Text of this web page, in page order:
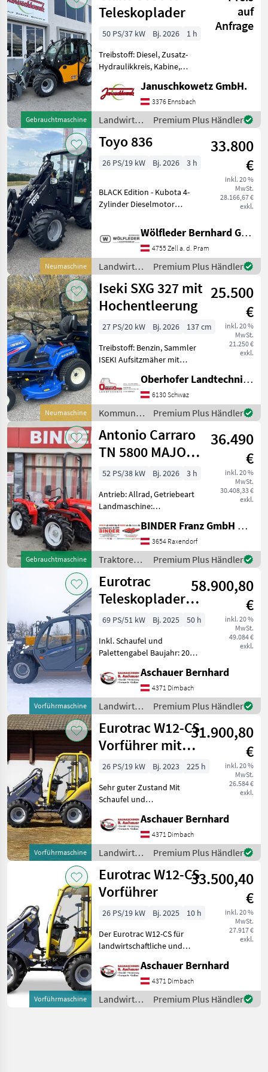
Gebrauchtmaschine
Teleskoplader
auf
Anfrage
50 PS/37 kW Bj. 2026
1 h
Treibstoff: Diesel, Zusatz-
Hydraulikkreis, Kabine,
Schnellwechselrahmen,
hydr. Geräteverriegelung
Besuchen sie uns im Giant-
Hoflader-Center in
Niederösterreich,
Januschkowetz GmbH.
3376 Ennsbach
Landwirtsch.
Motorfahrzeuge
/ Giant
Premium Plus Händler
Neumaschine
Toyo 836
33.800
€
inkl. 20 %
MwSt.
28.166,67 €
exkl.
26 PS/19 kW Bj. 2026 3 h
BLACK Edition - Kubota 4-
Zylinder Dieselmotor
26PS - Hydrostatischer
automotiver Fahrantrieb
Fahrstufenlastschaltbar -
Allrada
Wölfleder Bernhard GmbH
4755 Zell a. d. Pram
Landwirtsch.
Motorfahrzeuge
/ Toyo
Premium Plus Händler
Neumaschine
Iseki SXG 327 mit
Hochentleerung
25.500
€
inkl. 20 %
MwSt.
21.250 €
exkl.
27 PS/20 kW Bj. 2026
137 cm
Treibstoff: Benzin, Sammler
ISEKI Aufsitzmäher mit
mit SCMA54 und SBC650 -
mit Hochentleerung
(2008mm Aushubhöhe) - 3-
Zylinder, Hydrostat (
Oberhofer Landtechnik GmbH
6130 Schwaz
Kommunalgeräte
/ Iseki
Premium Plus Händler
Gebrauchtmaschine
Antonio Carraro
TN 5800 MAJOR
StageV
36.490
€
inkl. 20 %
MwSt.
30.408,33 €
exkl.
52 PS/38 kW Bj. 2026
3 h
Antrieb: Allrad, Getriebeart
Landmaschine:
ohne Kabine,
Zapfwellendrehzahl: 540,
Höchstgeschwindigkeit in
km/h: 30 km/h, Aufladung:
Turbolader,
BINDER Franz GmbH & CoKG
3654 Raxendorf
Traktoren /
Antonio
Carraro
Premium Plus Händler
Vorführmaschine
Eurotrac
Teleskoplader
TH25.6 mit
Schaufel und
Palettenga
58.900,80
€
inkl. 20 %
MwSt.
49.084 €
exkl.
69 PS/51 kW Bj. 2025
50 h
Inkl. Schaufel und
Palettengabel Baujahr: 2025
Ackerstollenbereifung
Standardmäßig
ausgestattet mit: Kubota
StageV Motor Antrieb 4×4 u
Aschauer Bernhard
4371 Dimbach
Landwirtsch.
Motorfahrzeuge
/ Eurotrac
Premium Plus Händler
Vorführmaschine
Eurotrac W12-CS
Vorführer mit
Schaufel und
Vollk
31.900,80
€
inkl. 20 %
MwSt.
26.584 €
exkl.
26 PS/19 kW Bj. 2023
225 h
Sehr guter Zustand Mit
Schaufel und
2023 Betriebsstunden: 224,
mit: Kubota StageV-Motor
Zusätzliche Hydraul
Aschauer Bernhard
4371 Dimbach
Landwirtsch.
Motorfahrzeuge
/ Eurotrac
Premium Plus Händler
Vorführmaschine
Eurotrac W12-CS
Vorführer
33.500,40
€
inkl. 20 %
MwSt.
27.917 €
exkl.
26 PS/19 kW Bj. 2025
10 h
Der Eurotrac W12-CS für
landwirtschaftliche und
Vorführer mit nur 10
Betriebsstunden!
Serienmäßig ausgestattet
mit: Kubota StageV-Mo
Aschauer Bernhard
4371 Dimbach
Landwirtsch.
Motorfahrzeuge
Premium Plus Händler